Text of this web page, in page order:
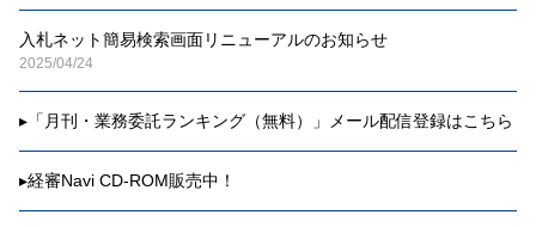
入札ネット簡易検索画面リニューアルのお知らせ
2025/04/24
▸ 「月刊・業務委託ランキング（無料）」メール配信登録はこちら
▸経審Navi CD-ROM販売中！